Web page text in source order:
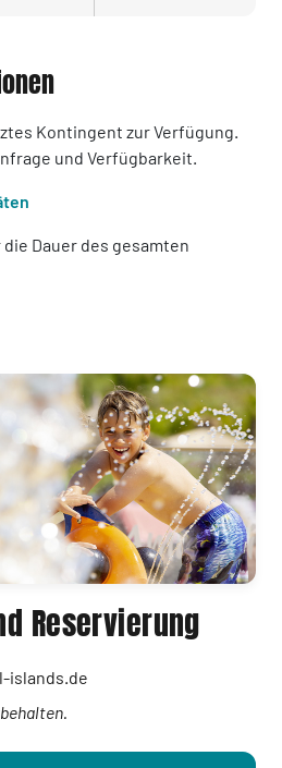
Kontingent zur Verfügung.
und Verfügbarkeit.
Dauer des gesamten
Reservierung
islands.de